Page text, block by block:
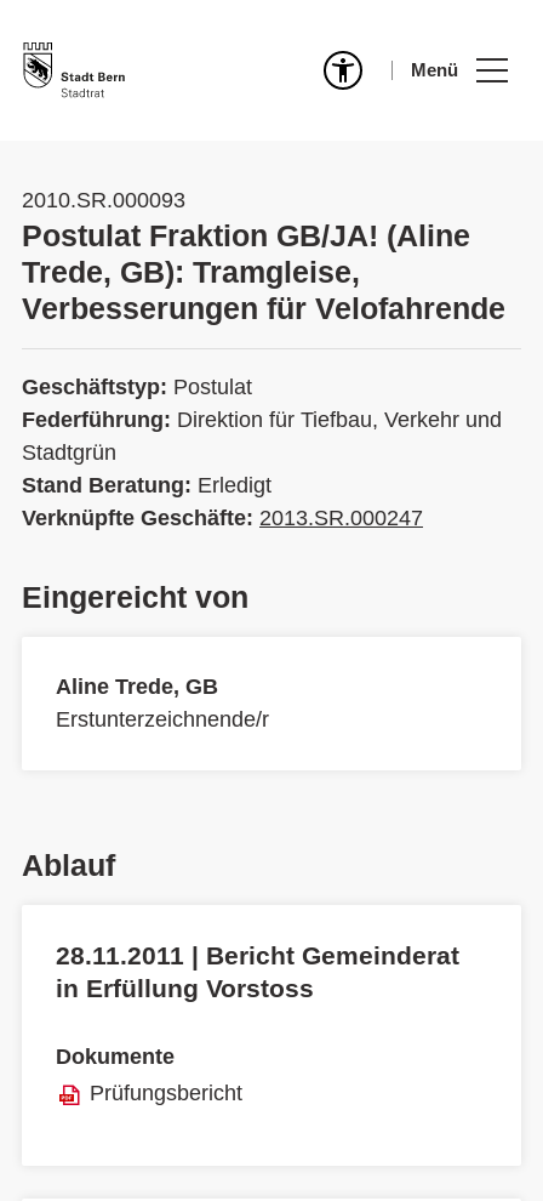
Menü
2010.SR.000093
Postulat Fraktion GB/JA! (Aline
Trede, GB): Tramgleise,
Verbesserungen für Velofahrende
Geschäftstyp: Postulat
Federführung: Direktion für Tiefbau, Verkehr und
Stadtgrün
Stand Beratung: Erledigt
Verknüpfte Geschäfte: 2013.SR.000247
Eingereicht von
Aline Trede, GB
Erstunterzeichnende/r
Ablauf
28.11.2011 | Bericht Gemeinderat
in Erfüllung Vorstoss
Dokumente
Prüfungsbericht